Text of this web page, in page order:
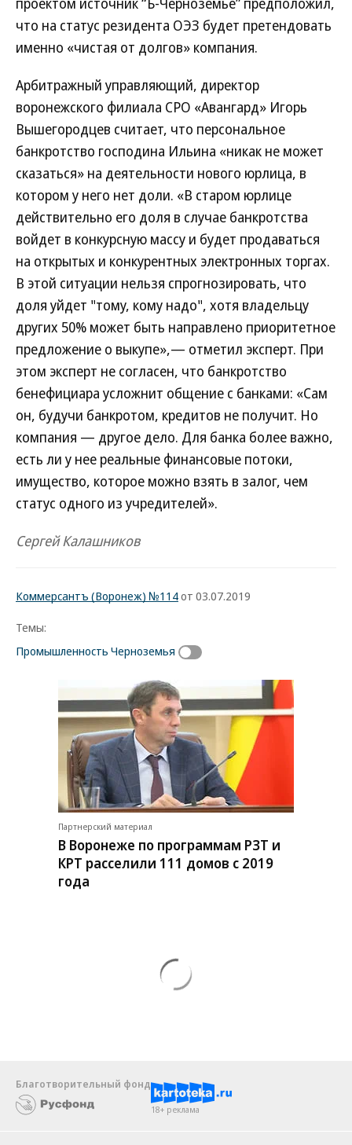
что на статус резидента ОЭЗ будет претендовать
именно «чистая от долгов» компания.
Арбитражный управляющий, директор
воронежского филиала СРО «Авангард» Игорь
Вышегородцев считает, что персональное
банкротство господина Ильина «никак не может
сказаться» на деятельности нового юрлица, в
котором у него нет доли. «В старом юрлице
действительно его доля в случае банкротства
войдет в конкурсную массу и будет продаваться
на открытых и конкурентных электронных торгах.
В этой ситуации нельзя спрогнозировать, что
доля уйдет "тому, кому надо", хотя владельцу
других 50% может быть направлено приоритетное
предложение о выкупе»,— отметил эксперт. При
этом эксперт не согласен, что банкротство
бенефициара усложнит общение с банками: «Сам
он, будучи банкротом, кредитов не получит. Но
компания — другое дело. Для банка более важно,
есть ли у нее реальные финансовые потоки,
имущество, которое можно взять в залог, чем
статус одного из учредителей».
Сергей Калашников
Коммерсантъ (Воронеж) №114от 03.07.2019
Темы:
Промышленность Черноземья
Партнерский материал
В Воронеже по программам РЗТ и
КРТ расселили 111 домов с 2019
года
Благотворительный фонд
18+ реклама